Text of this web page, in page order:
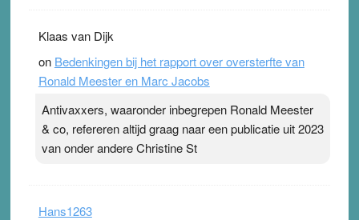
Klaas van Dijk
on Bedenkingen bij het rapport over oversterfte van
Ronald Meester en Marc Jacobs
Antivaxxers, waaronder inbegrepen Ronald Meester
& co, refereren altijd graag naar een publicatie uit 2023
van onder andere Christine St
Hans1263